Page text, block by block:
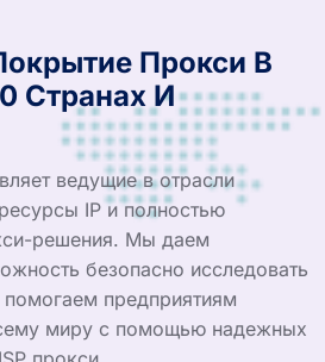
Прокси В
Странах И
ведущие в отрасли
IP и полностью
решения. Мы даем
безопасно исследовать
предприятиям
миру с помощью надежных